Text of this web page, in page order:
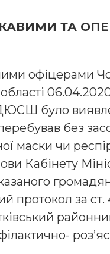
ТА
офіцерами
було
без
маски чи
Кабінету
протокол за